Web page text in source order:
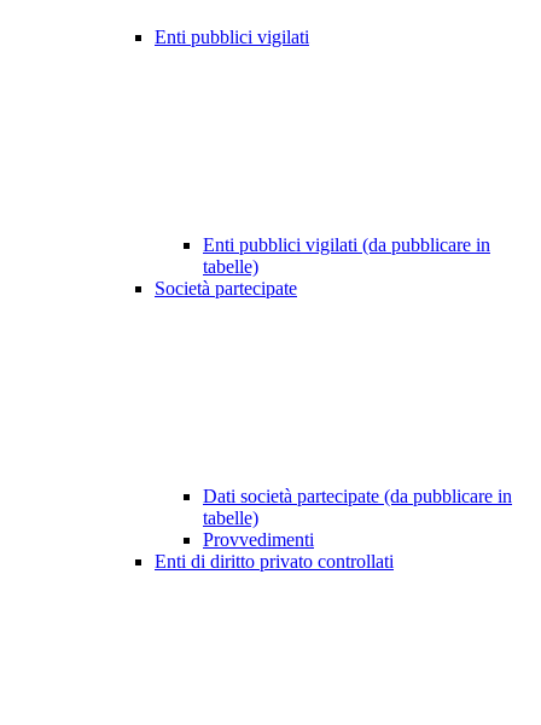
Enti pubblici vigilati
Enti pubblici vigilati (da pubblicare in
tabelle)
Società partecipate
Dati società partecipate (da pubblicare in
tabelle)
Provvedimenti
Enti di diritto privato controllati